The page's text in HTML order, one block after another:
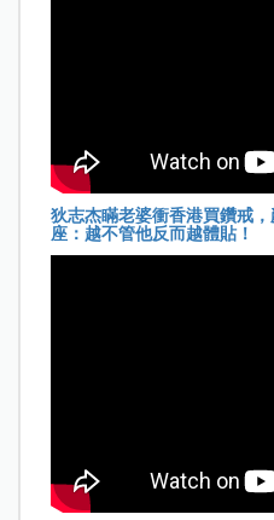
狄志杰瞞老婆衝香港買鑽戒
座：越不管他反而越體貼！